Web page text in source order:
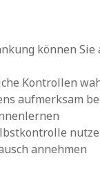
können Sie
Kontrollen
aufmerksam
annehmen